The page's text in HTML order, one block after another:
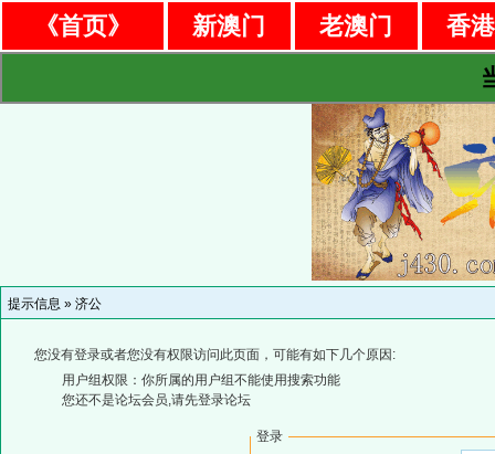
《首页》 新澳门 老澳门
香
提示信息 » 济公
您没有登录或者您没有权限访问此页面，可能有如下几个原因:
用户组权限：你所属的用户组不能使用搜索功能
您还不是论坛会员,请先登录论坛
登录